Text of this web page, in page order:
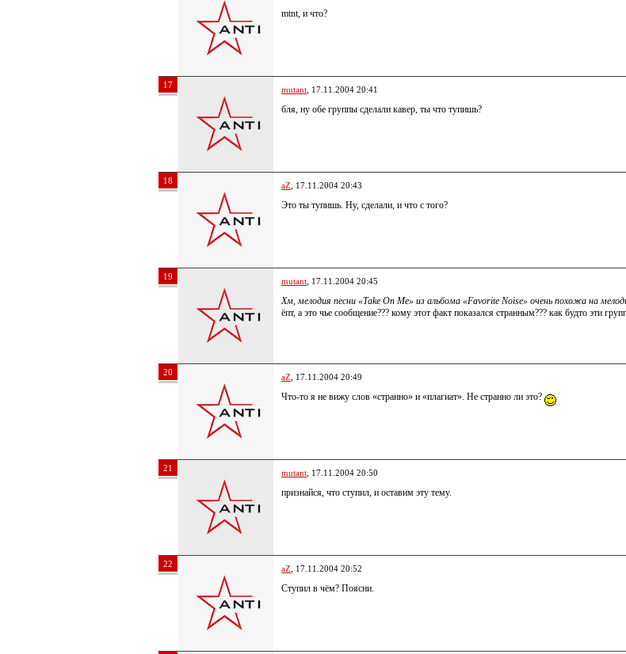
mtnt, и что?
17 mutant , 17.11.2004 20:41
бля, ну обе группы сделали кавер, ты что тупишь?
18 aZ , 17.11.2004 20:43
Это ты тупишь. Ну, сделали, и что с того?
19 mutant , 17.11.2004 20:45
Хм, мелодия песни «Take On Me» из альбома «Favorite Noise» очень похожа на
ёпт, а это чье сообщение??? кому этот факт показался странным??? как будто эти
20 aZ , 17.11.2004 20:49
Что-то я не вижу слов «странно» и «плагиат». Не странно ли это?
21 mutant , 17.11.2004 20:50
признайся, что ступил, и оставим эту тему.
22 aZ , 17.11.2004 20:52
Ступил в чём? Поясни.